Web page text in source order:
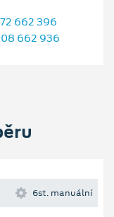
662 396
662 936
6st. manuální